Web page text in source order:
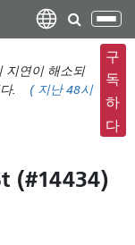
탐
색
메
뉴
전
환
지연이 해소되
.
( 지난 48시
구
독
하
다
(#14434)